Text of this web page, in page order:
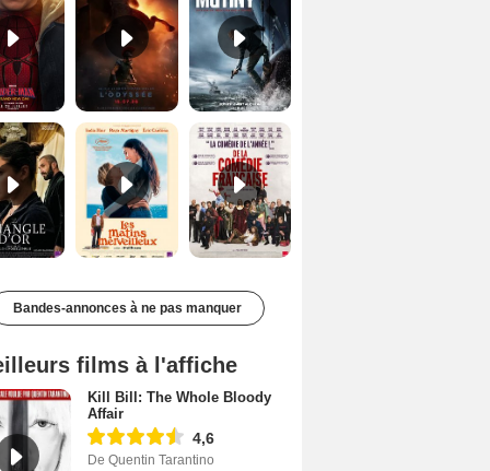
Les Matins merveilleux Bande-annonce VF De la Comédie-Française Teaser VF
Bandes-annonces à ne pas manquer
films à l'affiche
Kill Bill: The Whole Bloody
Affair
4,6
De Quentin Tarantino